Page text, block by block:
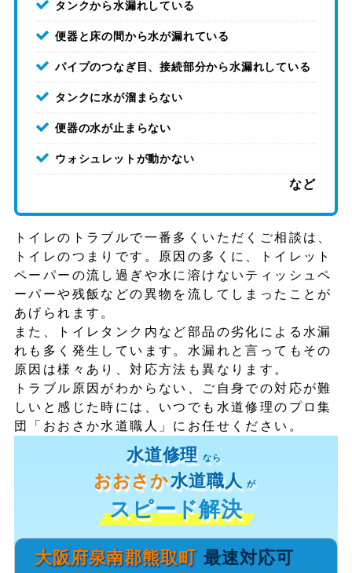
タンクから水漏れしている
便器と床の間から水が漏れている
パイプのつなぎ目、接続部分から水漏れしている
タンクに水が溜まらない
便器の水が止まらない
ウォシュレットが動かない
など
トイレのトラブルで一番多くいただくご相談は、
トイレのつまりです。原因の多くに、トイレット
ペーパーの流し過ぎや水に溶けないティッシュペ
ーパーや残飯などの異物を流してしまったことが
あげられます。
また、トイレタンク内など部品の劣化による水漏
れも多く発生しています。水漏れと言ってもその
原因は様々あり、対応方法も異なります。
トラブル原因がわからない、ご自身での対応が難
しいと感じた時には、いつでも水道修理のプロ集
団「おおさか水道職人」にお任せください。
水道修理 なら
おおさか水道職人 が
スピード解決
大阪府泉南郡熊取町 最速対応可